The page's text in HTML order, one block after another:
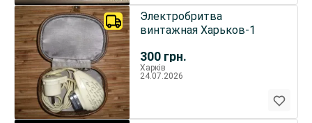
300 грн.
Электробритва
винтажная Харьков-1
Харків
24.07.2026